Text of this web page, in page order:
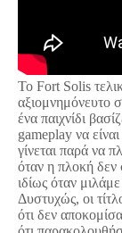
Το Fort Solis
αξιομνημόνευτο
ένα παιχνίδι
gameplay να
γίνεται παρά να
όταν η πλοκή δεν
ιδίως όταν
Δυστυχώς, οι
ότι δεν